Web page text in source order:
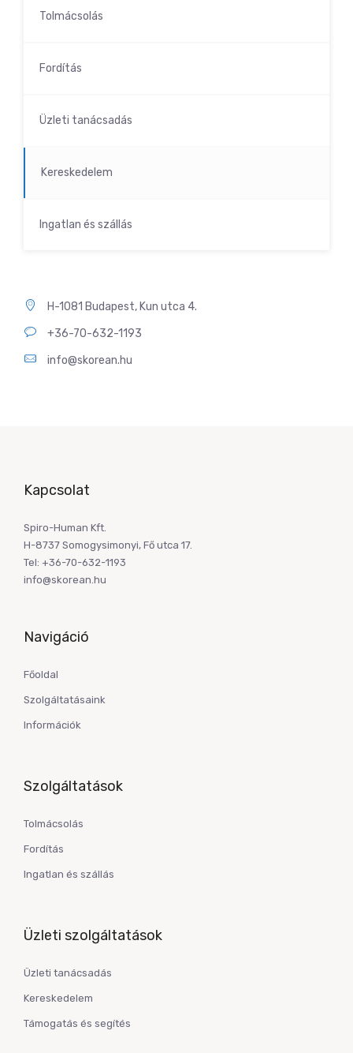
Tolmácsolás
Fordítás
Üzleti tanácsadás
Kereskedelem
Ingatlan és szállás
H-1081 Budapest, Kun utca 4.
+36-70-632-1193
info@skorean.hu
Kapcsolat
Spiro-Human Kft.
H-8737 Somogysimonyi, Fő utca 17.
Tel: +36-70-632-1193
info@skorean.hu
Navigáció
Főoldal
Szolgáltatásaink
Információk
Szolgáltatások
Tolmácsolás
Fordítás
Ingatlan és szállás
Üzleti szolgáltatások
Üzleti tanácsadás
Kereskedelem
Támogatás és segítés